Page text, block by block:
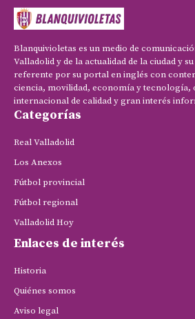
Blanquivioletas es un medio de
Valladolid y de la actualidad de la ciudad y
referente por su portal en inglés con
ciencia, movilidad, economía y tecnología,
internacional de calidad y gran interés
Categorías
Real Valladolid
Los Anexos
Fútbol provincial
Fútbol regional
Valladolid Hoy
Enlaces de interés
Historia
Quiénes somos
Aviso legal